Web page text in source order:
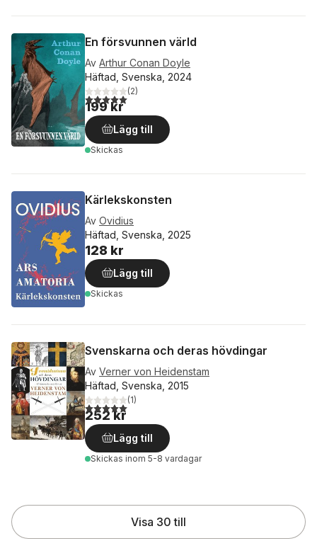
En försvunnen värld
Av Arthur Conan Doyle
Häftad, Svenska, 2024
5,0utav 5 stjärnor. Totalt antal röster:
(2)
199 kr
Lägg till
Skickas
Kärlekskonsten
Av Ovidius
Häftad, Svenska, 2025
128 kr
Lägg till
Skickas
Svenskarna och deras hövdingar
Av Verner von Heidenstam
Häftad, Svenska, 2015
5,0utav 5 stjärnor. Totalt antal röster:
(1)
252 kr
Lägg till
Skickas inom 5-8 vardagar
Visa 30 till